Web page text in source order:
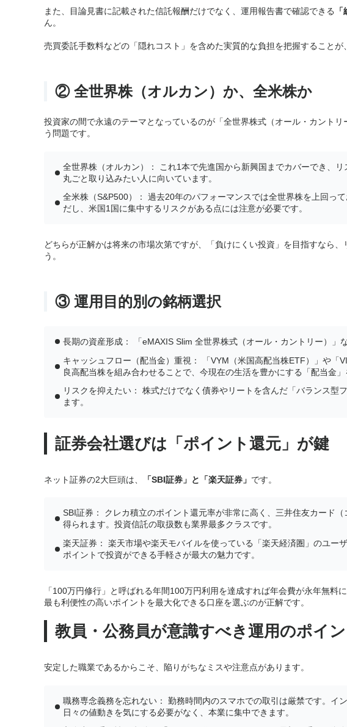
また、目論見書に記載された信託報酬だけでなく、運用報告書で確認できる
ん。
売買委託手数料などの「隠れコスト」を含めた実質的な負担を把握することが
② 全世界株（オルカン）か、全米株か
投資家の間で永遠のテーマとなっているのが「全世界株式（オール・カント
う問題です。
全世界株（オルカン）： これ1本で先進国から新興国までカバーでき、
丸ごと取り込みたい人に向いています。
全米株（S&P500）： 過去20年のパフォーマンスでは全世界株を上回っ
だし、米国1国に集中するリスクがある点には注意が必要です。
どちらが正解かは将来の市場次第ですが、「負けにくい投資」を目指すなら
う。
③ 運用目的別の銘柄選択
長期の資産形成： 「eMAXIS Slim 全世界株式（オール・カントリー）」
キャッシュフロー（配当金）重視： 「VYM（米国高配当株ETF）」や
良高配当株を組み合わせることで、今現在の生活を豊かにする「配当金」
リスクを抑えたい： 株式だけでなく債券やリートを含んだ「バランス型
ます。
証券会社選びは「ポイント還元」が鍵
ネット証券の2大巨頭は、 「SBI証券」と「楽天証券」 です。
SBI証券： クレカ積立のポイント還元率が非常に高く、三井住友カード
得られます。投資信託の取扱数も業界最多クラスです。
楽天証券： 楽天市場や楽天モバイルを使っている「楽天経済圏」のユー
ポイントで投資ができる手軽さが最大の魅力です。
「100万円修行」と呼ばれる年間100万円利用を達成すれば年会費が永年無料
最も利便性の高いポイントを最大化できる口座を選ぶのが正解です。
教員・公務員が意識すべき運用のポイン
安定した職業であるからこそ、陥りがちなミスや注意点があります。
職務専念義務を忘れない： 勤務時間内のスマホでの取引は厳禁です。イ
日々の値動きを気にする必要がなく、本業に集中できます。